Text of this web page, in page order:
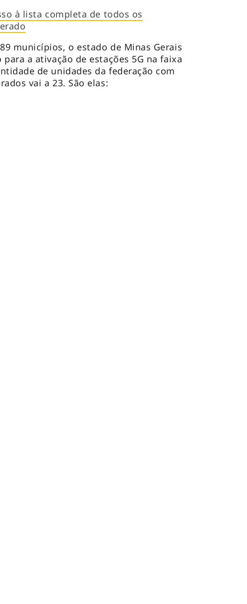
à lista completa de todos os
municípios, o estado de Minas Gerais
a ativação de estações 5G na faixa
de unidades da federação com
vai a 23. São elas: